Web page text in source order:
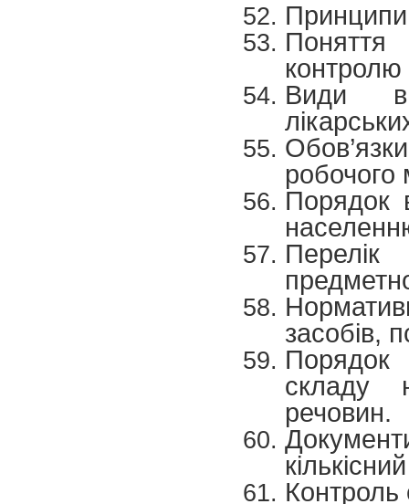
Принципи
контролю
Види
робочого
Порядок
засобів,
Порядок
складу
речовин.
Контроль